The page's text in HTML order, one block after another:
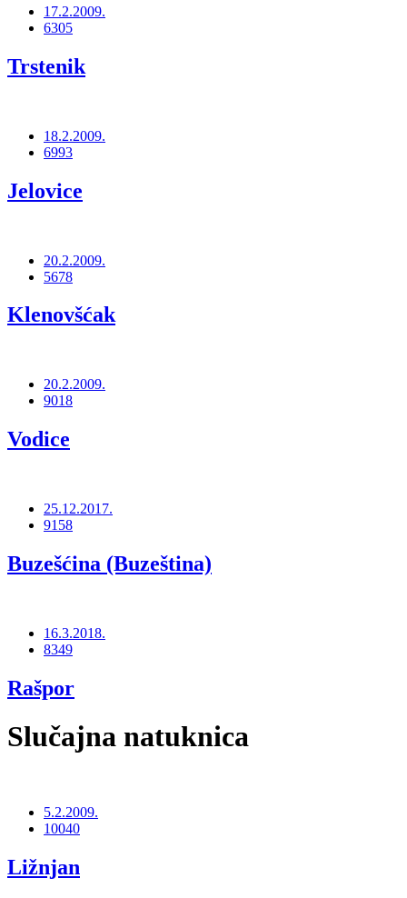
17.2.2009.
6305
Trstenik
18.2.2009.
6993
Jelovice
20.2.2009.
5678
Klenovšćak
20.2.2009.
9018
Vodice
25.12.2017.
9158
Buzešćina (Buzeština)
16.3.2018.
8349
Rašpor
Slučajna natuknica
5.2.2009.
10040
Ližnjan